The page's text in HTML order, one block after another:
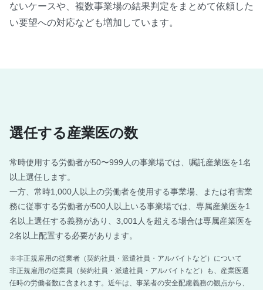
ないケースや、複数事業場の結果判定をまとめて依頼した
い要望への対応なども増加しています。
選任する産業医の数
常時使用する労働者が50〜999人の事業場では、嘱託産業医を1名
以上選任します。
一方、常時1,000人以上の労働者を使用する事業場、または有害業
務に従事する労働者が500人以上いる事業場では、専属産業医を1
名以上選任する義務があり、3,001人を超える場合は専属産業医を
2名以上配置する必要があります。
※非正規雇用の従業者（契約社員・派遣社員・アルバイトなど）について
非正規雇用の従業員（契約社員・派遣社員・アルバイトなど）も、産業医選
任時の労働者数に含まれます。近年は、事業者の安全配慮義務の観点から、